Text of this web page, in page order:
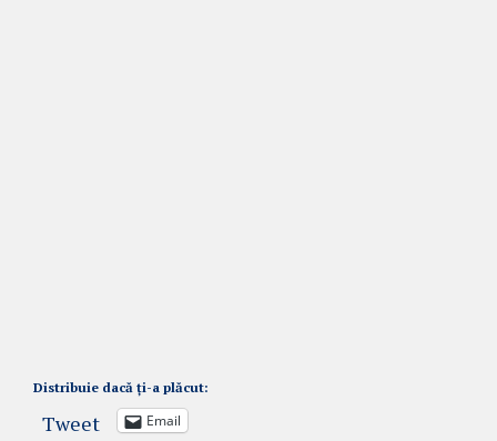
Distribuie dacă ți-a plăcut:
Tweet Email